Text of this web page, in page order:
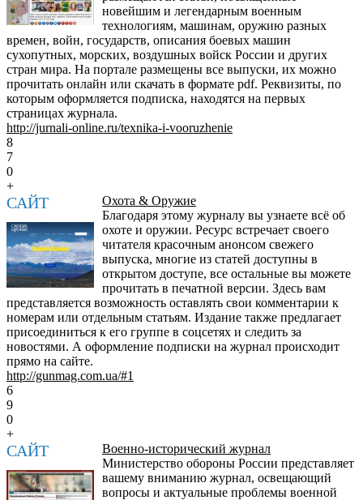
новейшим и легендарным военным
технологиям, машинам, оружию разных
времен, войн, государств, описания боевых машин
сухопутных, морских, воздушных войск России и других
стран мира. На портале размещены все выпуски, их можно
прочитать онлайн или скачать в формате pdf. Реквизиты, по
которым оформляется подписка, находятся на первых
страницах журнала.
http://jurnali-online.ru/texnika-i-vooruzhenie
8
7
0
+
САЙТ
Охота & Оружие
Благодаря этому журналу вы узнаете всё об
охоте и оружии. Ресурс встречает своего
читателя красочным анонсом свежего
выпуска, многие из статей доступны в
открытом доступе, все остальные вы можете
прочитать в печатной версии. Здесь вам
представляется возможность оставлять свои комментарии к
номерам или отдельным статьям. Издание также предлагает
присоединиться к его группе в соцсетях и следить за
новостями. А оформление подписки на журнал происходит
прямо на сайте.
http://gunmag.com.ua/#1
6
9
0
+
САЙТ
Военно-исторический журнал
Министерство обороны России представляет
вашему вниманию журнал, освещающий
вопросы и актуальные проблемы военной